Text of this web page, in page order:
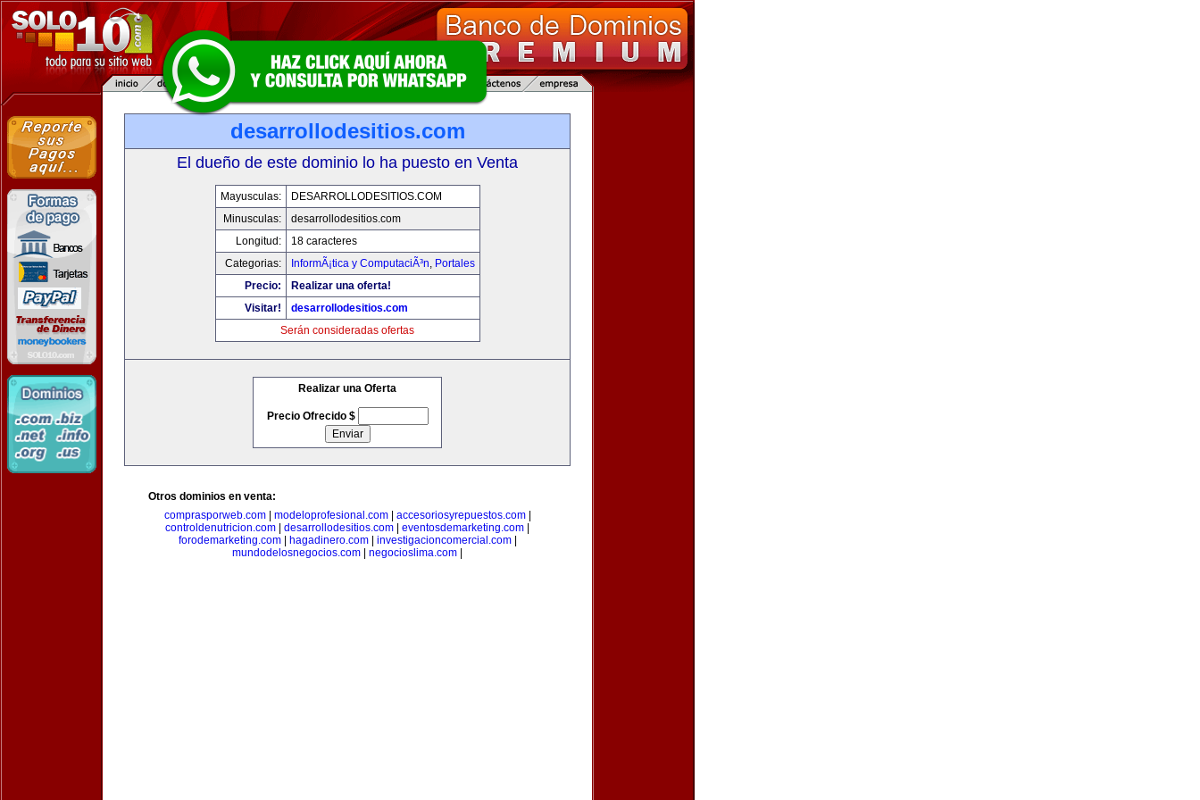
desarrollodesitios.com
El dueño de este dominio lo ha puesto en Venta
Mayusculas:
DESARROLLODESITIOS.COM
Minusculas:
desarrollodesitios.com
Longitud:
18 caracteres
Categorias:
InformÃ¡tica y ComputaciÃ³n, Portales
Precio:
Realizar una oferta!
Visitar!
desarrollodesitios.com
Serán consideradas ofertas
Realizar una Oferta
Precio Ofrecido $
Otros dominios en venta:
comprasporweb.com| modeloprofesional.com| accesoriosyrepuestos.com|
controldenutricion.com
desarrollodesitios.com eventosdemarketing.com
forodemarketing.com| hagadinero.com| investigacioncomercial.com|
mundodelosnegocios.com
negocioslima.com